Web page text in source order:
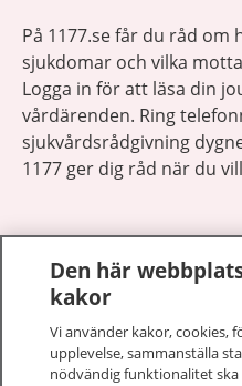
På 1177.se får du råd
sjukdomar och vilka
Logga in för att läsa din
vårdärenden. Ring
sjukvårdsrådgivning
1177 ger dig råd när du
Om 1177
Den här
kakor
Vi använder kakor, cookies,
upplevelse, sammanställa
nödvändig funktionalitet